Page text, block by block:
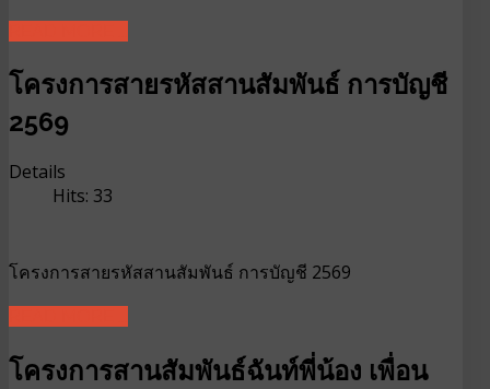
โครงการสายรหัสสานสัมพันธ์ การบัญชี
2569
Details
Hits: 33
โครงการสายรหัสสานสัมพันธ์ การบัญชี 2569
โครงการสานสัมพันธ์ฉันท์พี่น้อง เพื่อน